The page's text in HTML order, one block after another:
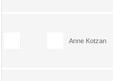
Anne Kotzan